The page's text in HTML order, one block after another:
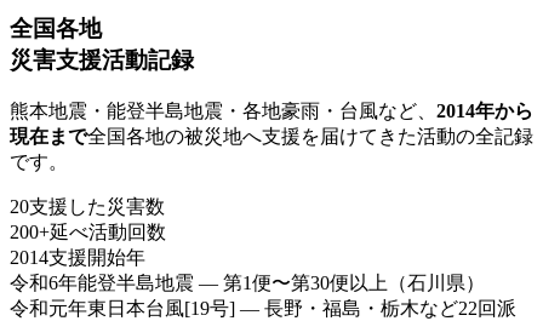
全国各地
災害支援活動記録
熊本地震・能登半島地震・各地豪雨・台風など、 2014年から
現在まで全国各地の被災地へ支援を届けてきた活動の全記録
です。
20支援した災害数
200+延べ活動回数
2014支援開始年
令和6年能登半島地震 — 第1便〜第30便以上（石川県）
令和元年東日本台風[19号] — 長野・福島・栃木など22回派